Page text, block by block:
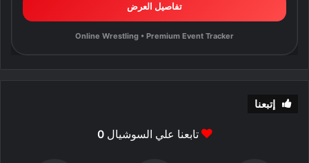
تفاصيل العرض
Online Wrestling • Premium Event Tracker
إتبعنا
تابعنا علي السوشيال0